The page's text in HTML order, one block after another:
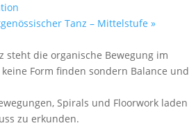
Tanz – Mittelstufe »
steht die organische Bewegung im
Form finden sondern Balance und
Spirals und Floorwork laden
zu erkunden.